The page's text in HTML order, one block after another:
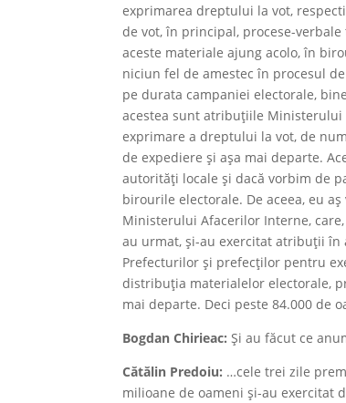
exprimarea dreptului la vot,
de vot, în principal, procese-
aceste materiale ajung acolo, în
niciun fel de amestec în procesul
pe durata campaniei electorale,
acestea sunt atribuțiile Ministerului
exprimare a dreptului la vot, de
de expediere și așa mai departe.
autorități locale și dacă vorbim de
birourile electorale. De aceea, eu
Ministerului Afacerilor Interne,
au urmat, și-au exercitat atribuții în
Prefecturilor și prefecților pentru
distribuția materialelor electorale,
mai departe. Deci peste 84.000 de
Bogdan Chirieac: Și au făcut ce
Cătălin Predoiu: …cele trei zile
milioane de oameni și-au exercitat